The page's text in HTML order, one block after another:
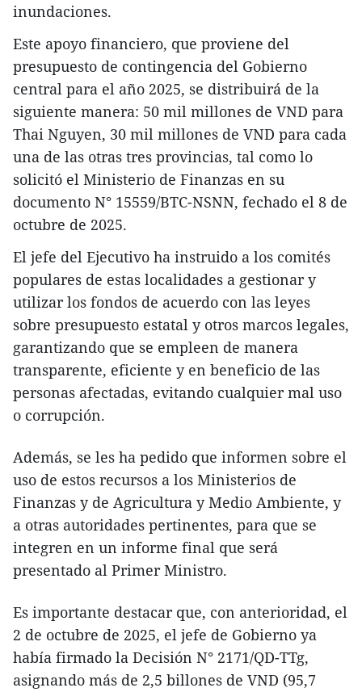
inundaciones.
Este apoyo financiero, que proviene del
presupuesto de contingencia del Gobierno
central para el año 2025, se distribuirá de la
siguiente manera: 50 mil millones de VND para
Thai Nguyen, 30 mil millones de VND para cada
una de las otras tres provincias, tal como lo
solicitó el Ministerio de Finanzas en su
documento N° 15559/BTC-NSNN, fechado el 8 de
octubre de 2025.
El jefe del Ejecutivo ha instruido a los comités
populares de estas localidades a gestionar y
utilizar los fondos de acuerdo con las leyes
sobre presupuesto estatal y otros marcos legales,
garantizando que se empleen de manera
transparente, eficiente y en beneficio de las
personas afectadas, evitando cualquier mal uso
o corrupción.
Además, se les ha pedido que informen sobre el
uso de estos recursos a los Ministerios de
Finanzas y de Agricultura y Medio Ambiente, y
a otras autoridades pertinentes, para que se
integren en un informe final que será
presentado al Primer Ministro.
Es importante destacar que, con anterioridad, el
2 de octubre de 2025, el jefe de Gobierno ya
había firmado la Decisión N° 2171/QD-TTg,
asignando más de 2,5 billones de VND (95,7